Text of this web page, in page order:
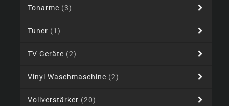
Tonarme (3)
Tuner (1)
TV Geräte (2)
Vinyl Waschmaschine (2)
Vollverstärker (20)